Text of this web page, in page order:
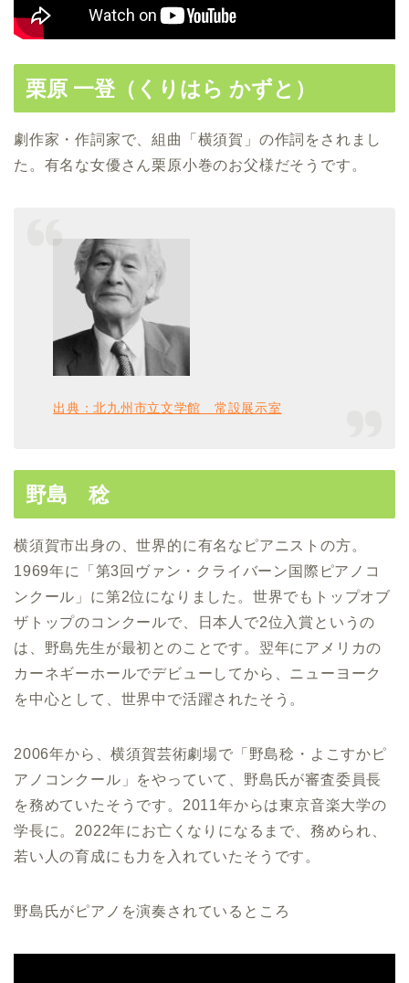
栗原 一登（くりはら かずと）
劇作家・作詞家で、組曲「横須賀」の作詞をされまし
た。有名な女優さん栗原小巻のお父様だそうです。
出典：北九州市立文学館 常設展示室
野島 稔
横須賀市出身の、世界的に有名なピアニストの方。
1969年に「第3回ヴァン・クライバーン国際ピアノコ
ンクール」に第2位になりました。世界でもトップオブ
ザトップのコンクールで、日本人で2位入賞というの
は、野島先生が最初とのことです。翌年にアメリカの
カーネギーホールでデビューしてから、ニューヨーク
を中心として、世界中で活躍されたそう。
2006年から、横須賀芸術劇場で「野島稔・よこすかピ
アノコンクール」をやっていて、野島氏が審査委員長
を務めていたそうです。2011年からは東京音楽大学の
学長に。2022年にお亡くなりになるまで、務められ、
若い人の育成にも力を入れていたそうです。
野島氏がピアノを演奏されているところ